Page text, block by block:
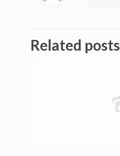
Related posts